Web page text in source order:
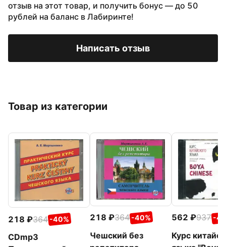
отзыв на этот товар, и получить бонус — до 50
рублей на баланс в Лабиринте!
Написать отзыв
Товар из категории
218 364 -40%
CDmp3
218 364 -40%
Чешский без
562 937 -
Курс